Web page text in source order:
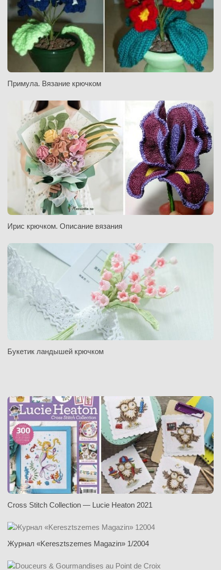
Примула. Вязание крючком
Ирис крючком. Описание вязания
Букетик ландышей крючком
Cross Stitch Collection — Lucie Heaton 2021
Журнал «Keresztszemes Magazin» 1/2004